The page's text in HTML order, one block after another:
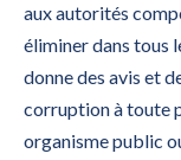
aux autorités
éliminer dans tous
donne des avis et
corruption à toute
organisme public